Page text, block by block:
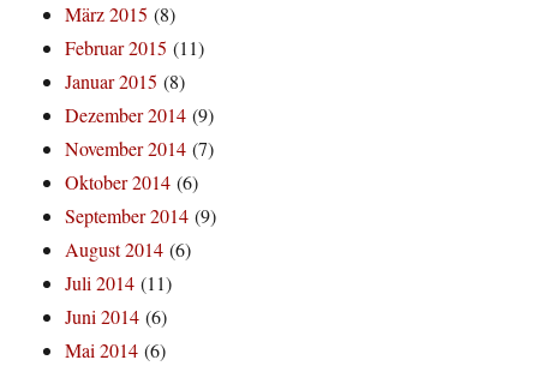
März 2015 (8)
Februar 2015 (11)
Januar 2015 (8)
Dezember 2014 (9)
November 2014 (7)
Oktober 2014 (6)
September 2014 (9)
August 2014 (6)
Juli 2014 (11)
Juni 2014 (6)
Mai 2014 (6)